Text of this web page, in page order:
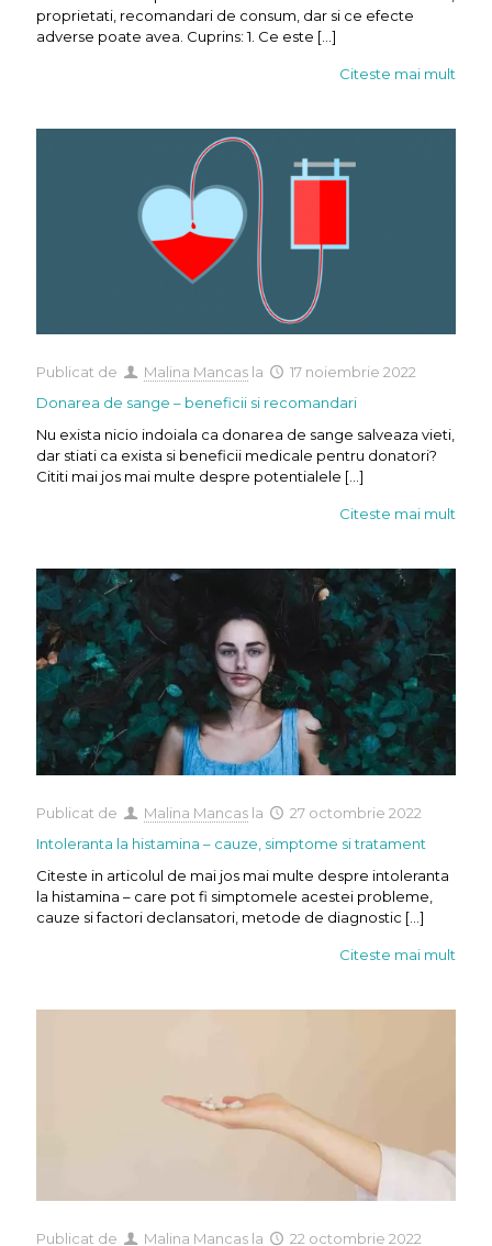
proprietati, recomandari de consum, dar si ce efecte
adverse poate avea. Cuprins: 1. Ce este […]
Citeste mai mult
Publicat de Malina Mancas la
17 noiembrie 2022
Donarea de sange – beneficii si recomandari
Nu exista nicio indoiala ca donarea de sange salveaza vieti,
dar stiati ca exista si beneficii medicale pentru donatori?
Cititi mai jos mai multe despre potentialele […]
Citeste mai mult
Publicat de Malina Mancas la
27 octombrie 2022
Intoleranta la histamina – cauze, simptome si tratament
Citeste in articolul de mai jos mai multe despre intoleranta
la histamina – care pot fi simptomele acestei probleme,
cauze si factori declansatori, metode de diagnostic […]
Citeste mai mult
Publicat de Malina Mancas la
22 octombrie 2022